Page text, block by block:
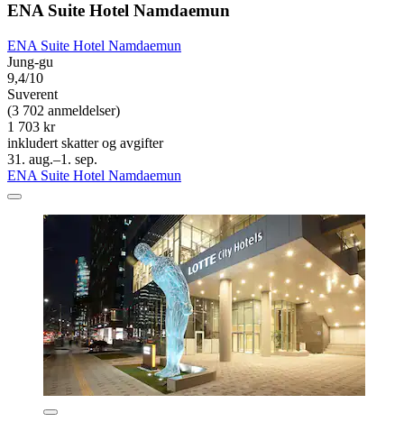
ENA Suite Hotel Namdaemun
ENA Suite Hotel Namdaemun
Jung-gu
9,4/10
Suverent
(3 702 anmeldelser)
1 703 kr
inkludert skatter og avgifter
31. aug.–1. sep.
ENA Suite Hotel Namdaemun